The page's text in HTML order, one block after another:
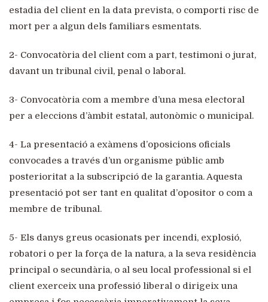
estadia del client en la data prevista, o comporti risc de
mort per a algun dels familiars esmentats.
2- Convocatòria del client com a part, testimoni o jurat,
davant un tribunal civil, penal o laboral.
3- Convocatòria com a membre d’una mesa electoral
per a eleccions d’àmbit estatal, autonòmic o municipal.
4- La presentació a exàmens d’oposicions oficials
convocades a través d’un organisme públic amb
posterioritat a la subscripció de la garantia. Aquesta
presentació pot ser tant en qualitat d’opositor o com a
membre de tribunal.
5- Els danys greus ocasionats per incendi, explosió,
robatori o per la força de la natura, a la seva residència
principal o secundària, o al seu local professional si el
client exerceix una professió liberal o dirigeix ​​una